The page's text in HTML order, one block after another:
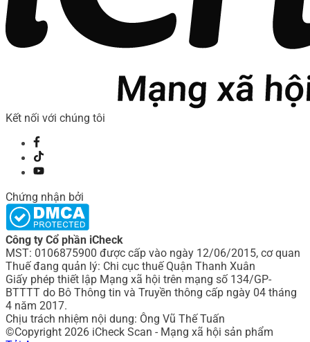
Kết nối với chúng tôi
Chứng nhận bởi
Công ty Cổ phần iCheck
MST: 0106875900 được cấp vào ngày 12/06/2015, cơ quan
Thuế đang quản lý: Chi cục thuế Quận Thanh Xuân
Giấy phép thiết lập Mạng xã hội trên mạng số 134/GP-
BTTTT do Bô Thông tin và Truyền thông cấp ngày 04 tháng
4 năm 2017.
Chịu trách nhiệm nội dung: Ông Vũ Thế Tuấn
©Copyright 2026 iCheck Scan - Mạng xã hội sản phẩm